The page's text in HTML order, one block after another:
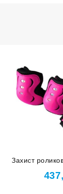
Захист
налокітники,
розмір S